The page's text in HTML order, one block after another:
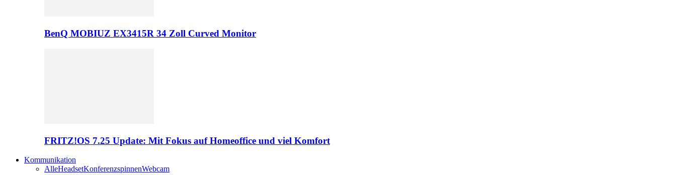
BenQ MOBIUZ EX3415R 34 Zoll Curved Monitor
FRITZ!OS 7.25 Update: Mit Fokus auf Homeoffice und viel Komfort
Kommunikation
AlleHeadsetKonferenzspinnenWebcam